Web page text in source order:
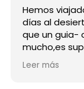
Hemos
días al
que un guia-
mucho,es
estado atento
nos ha enseñado muchos lugares
Leer más